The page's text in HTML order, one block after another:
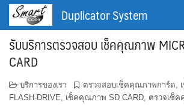
Skip
content
Duplicator System
รับบริการตรวจสอบ เช็คคุณภาพ
CARD
บริการของเรา ตรวจสอบเช็คคุณภาพการ์ด,
FLASH-DRIVE, เช็คคุณภาพ SD CARD, ตรวจเช็